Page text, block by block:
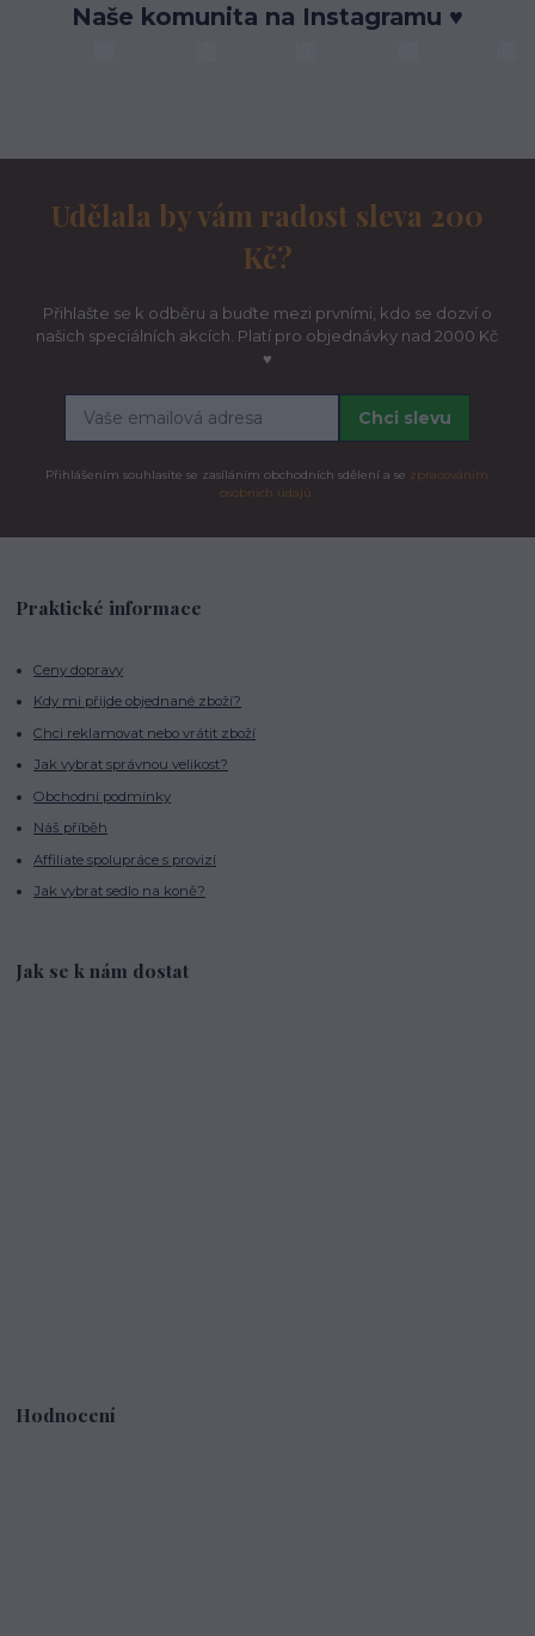
Naše komunita na Instagramu ♥
Udělala by vám radost sleva 200
Kč?
Přihlašte se k odběru a buďte mezi prvními, kdo se dozví o
našich speciálních akcích. Platí pro objednávky nad 2000 Kč
♥
Chci slevu
Přihlášením souhlasíte se zasíláním obchodních sdělení a se zpracováním
osobních údajů.
Praktické informace
Ceny dopravy
Kdy mi přijde objednané zboží?
Chci reklamovat nebo vrátit zboží
Jak vybrat správnou velikost?
Obchodní podmínky
Náš příběh
Affiliate spolupráce s provizí
Jak vybrat sedlo na koně?
Jak se k nám dostat
Hodnocení